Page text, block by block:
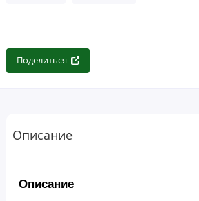
Поделиться
Описание
Описание